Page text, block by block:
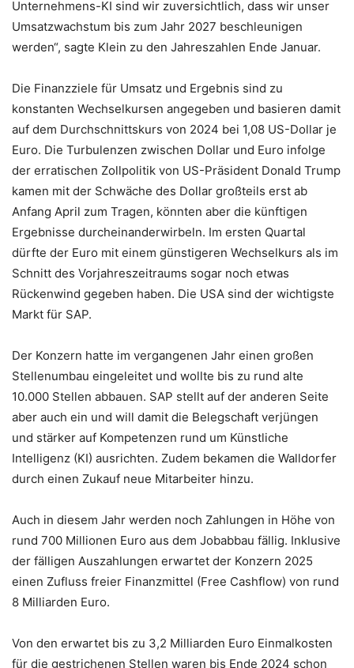
Unternehmens-KI sind wir zuversichtlich, dass wir unser
Umsatzwachstum bis zum Jahr 2027 beschleunigen
werden“, sagte Klein zu den Jahreszahlen Ende Januar.
Die Finanzziele für Umsatz und Ergebnis sind zu
konstanten Wechselkursen angegeben und basieren damit
auf dem Durchschnittskurs von 2024 bei 1,08 US-Dollar je
Euro. Die Turbulenzen zwischen Dollar und Euro infolge
der erratischen Zollpolitik von US-Präsident Donald Trump
kamen mit der Schwäche des Dollar großteils erst ab
Anfang April zum Tragen, könnten aber die künftigen
Ergebnisse durcheinanderwirbeln. Im ersten Quartal
dürfte der Euro mit einem günstigeren Wechselkurs als im
Schnitt des Vorjahreszeitraums sogar noch etwas
Rückenwind gegeben haben. Die USA sind der wichtigste
Markt für SAP.
Der Konzern hatte im vergangenen Jahr einen großen
Stellenumbau eingeleitet und wollte bis zu rund alte
10.000 Stellen abbauen. SAP stellt auf der anderen Seite
aber auch ein und will damit die Belegschaft verjüngen
und stärker auf Kompetenzen rund um Künstliche
Intelligenz (KI) ausrichten. Zudem bekamen die Walldorfer
durch einen Zukauf neue Mitarbeiter hinzu.
Auch in diesem Jahr werden noch Zahlungen in Höhe von
rund 700 Millionen Euro aus dem Jobabbau fällig. Inklusive
der fälligen Auszahlungen erwartet der Konzern 2025
einen Zufluss freier Finanzmittel (Free Cashflow) von rund
8 Milliarden Euro.
Von den erwartet bis zu 3,2 Milliarden Euro Einmalkosten
für die gestrichenen Stellen waren bis Ende 2024 schon